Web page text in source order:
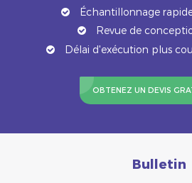
Échantillonnage
Revue de
Délai d'exécution plus
OBTENEZ UN DEVIS
Bulletin